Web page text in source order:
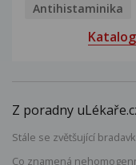
Antihistaminika
Z poradny
Stále se zvětšující
Co znamená